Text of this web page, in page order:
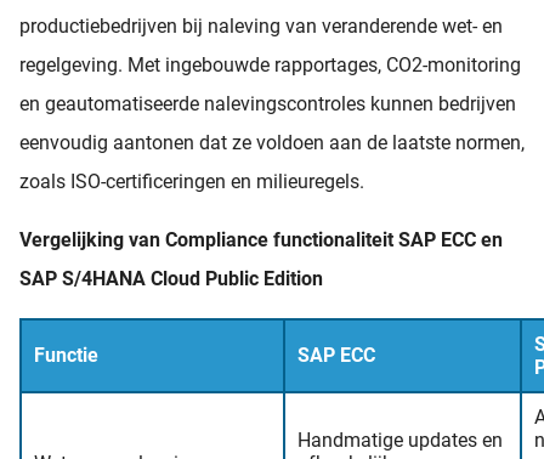
productiebedrijven bij naleving van veranderende wet- en
regelgeving. Met ingebouwde rapportages, CO2-monitoring
en geautomatiseerde nalevingscontroles kunnen bedrijven
eenvoudig aantonen dat ze voldoen aan de laatste normen,
zoals ISO-certificeringen en milieuregels.
Vergelijking van Compliance functionaliteit SAP ECC en
SAP S/4HANA Cloud Public Edition
Functie SAP ECC
Handmatige updates en